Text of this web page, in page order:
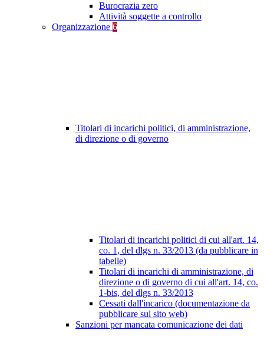
Burocrazia zero
Attività soggette a controllo
Organizzazione 6
Titolari di incarichi politici, di amministrazione,
di direzione o di governo
Titolari di incarichi politici di cui all'art. 14,
co. 1, del dlgs n. 33/2013 (da pubblicare in
tabelle)
Titolari di incarichi di amministrazione, di
direzione o di governo di cui all'art. 14, co.
1-bis, del dlgs n. 33/2013
Cessati dall'incarico (documentazione da
pubblicare sul sito web)
Sanzioni per mancata comunicazione dei dati